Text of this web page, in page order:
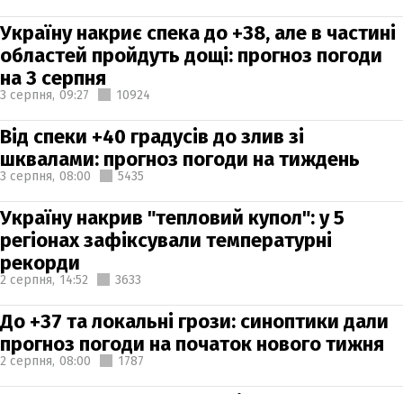
Україну накриє спека до +38, але в частині
областей пройдуть дощі: прогноз погоди
на 3 серпня
3 серпня, 09:27 10924
Від спеки +40 градусів до злив зі
шквалами: прогноз погоди на тиждень
3 серпня, 08:00 5435
Україну накрив "тепловий купол": у 5
регіонах зафіксували температурні
рекорди
2 серпня, 14:52 3633
До +37 та локальні грози: синоптики дали
прогноз погоди на початок нового тижня
2 серпня, 08:00 1787